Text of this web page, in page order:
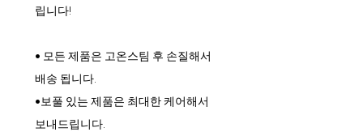
립니다!
• 모든 제품은 고온스팀 후 손질해서
배송 됩니다.
•보풀 있는 제품은 최대한 케어해서
보내드립니다.